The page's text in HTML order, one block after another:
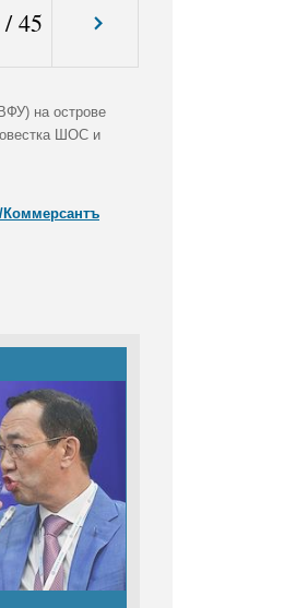
45
на острове
ШОС и